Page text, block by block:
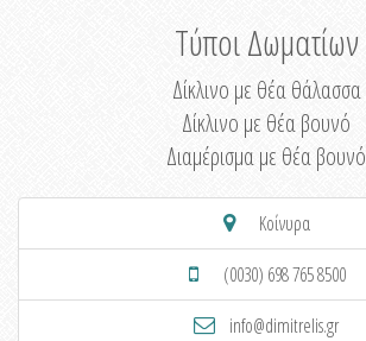
Τύποι Δωματίων
Δίκλινο με θέα θάλασσα
Δίκλινο με θέα βουνό
Διαμέρισμα με θέα βουνό
Κοίνυρα
(0030) 698 765 8500
info@dimitrelis.gr